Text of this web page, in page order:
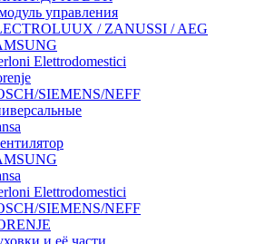
управления
/ ZANUSSI / AEG
Elettrodomestici
SIEMENS/NEFF
Elettrodomestici
SIEMENS/NEFF
и её части